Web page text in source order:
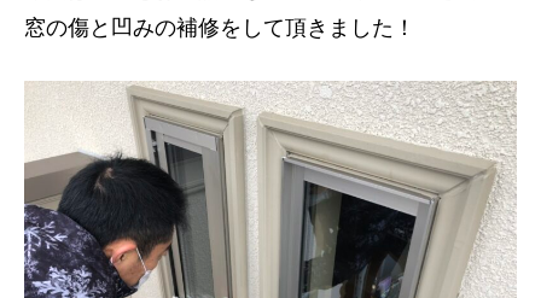
窓の傷と凹みの補修をして頂きました！